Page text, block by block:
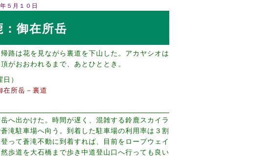
５月１０日
：御在所岳
路は花を見ながら裏道を下山した。アカヤシオは
がおおわれるまで、あとひととき。
日
在所岳－裏道
へ出かけた。時間が遅く、混雑する鈴鹿スカイラ
滝駐車場へ向う。到着した駐車場の利用率は３割
って蒼滝不動に到着すれば、目前をロープウェイ
歩道を大石橋まで歩き中道登山口へ行っても良い